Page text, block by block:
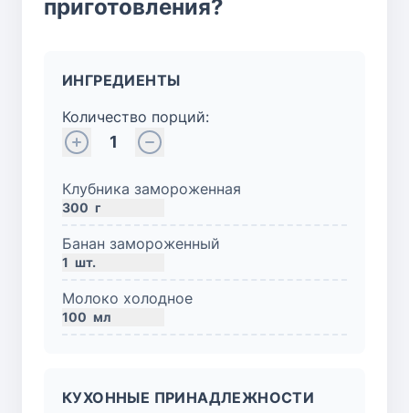
приготовления?
ИНГРЕДИЕНТЫ
Количество порций:
1
Клубника замороженная
300 г
Банан замороженный
1 шт.
Молоко холодное
100 мл
КУХОННЫЕ ПРИНАДЛЕЖНОСТИ